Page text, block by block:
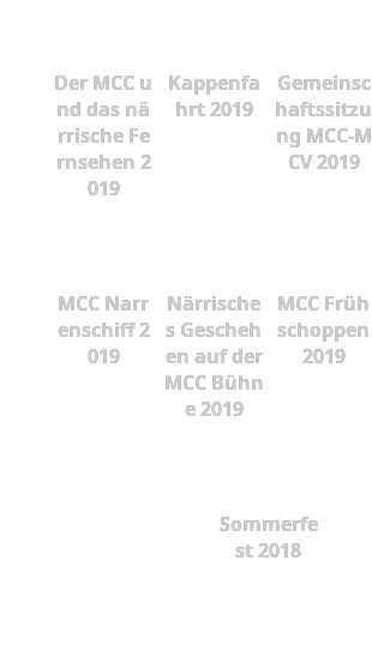
Der MCC u
nd das nä
rrische Fe
rnsehen 2
019
Kappenfa
hrt 2019
Gemeinsc
haftssitzu
ng MCC-M
CV 2019
MCC Narr
enschiff 2
019
Närrische
s Gescheh
en auf der
MCC Bühn
e 2019
MCC Früh
schoppen
2019
Sommerfe
st 2018